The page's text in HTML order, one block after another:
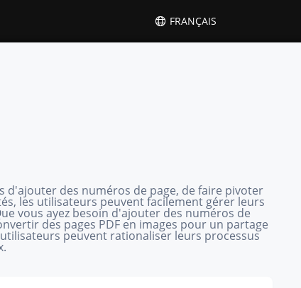
FRANÇAIS
des numéros de page, de faire pivoter
les utilisateurs peuvent facilement gérer leurs
vous ayez besoin d'ajouter des numéros de
des pages PDF en images pour un partage
peuvent rationaliser leurs processus